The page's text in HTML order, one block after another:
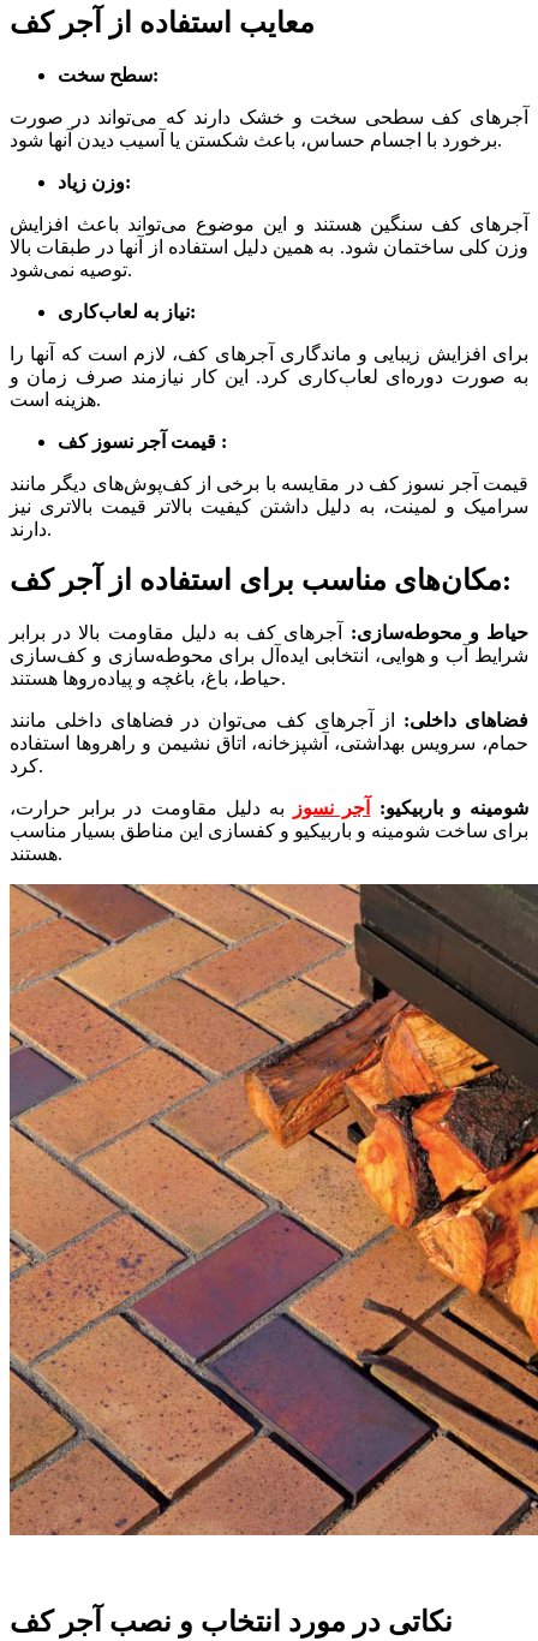
معایب استفاده از آجر کف
سطح سخت:
آجرهای کف سطحی سخت و خشک دارند که می‌تواند در صورت
برخورد با اجسام حساس، باعث شکستن یا آسیب دیدن آنها شود.
وزن زیاد:
آجرهای کف سنگین هستند و این موضوع می‌تواند باعث افزایش
وزن کلی ساختمان شود. به همین دلیل استفاده از آنها در طبقات بالا
توصیه نمی‌شود.
نیاز به لعاب‌کاری:
برای افزایش زیبایی و ماندگاری آجرهای کف، لازم است که آنها را
به صورت دوره‌ای لعاب‌کاری کرد. این کار نیازمند صرف زمان و
هزینه است.
قیمت آجر نسوز کف :
قیمت آجر نسوز کف در مقایسه با برخی از کف‌پوش‌های دیگر مانند
سرامیک و لمینت، به دلیل داشتن کیفیت بالاتر قیمت بالاتری نیز
دارند.
مکان‌های مناسب برای استفاده از آجر کف:
حیاط و محوطه‌سازی: آجرهای کف به دلیل مقاومت بالا در برابر
شرایط آب و هوایی، انتخابی ایده‌آل برای محوطه‌سازی و کف‌سازی
حیاط، باغ، باغچه و پیاده‌روها هستند.
فضاهای داخلی: از آجرهای کف می‌توان در فضاهای داخلی مانند
حمام، سرویس بهداشتی، آشپزخانه، اتاق نشیمن و راهروها استفاده
کرد.
شومینه و باربیکیو: آجر نسوز
به دلیل مقاومت در برابر حرارت،
برای ساخت شومینه و باربیکیو و کفسازی این مناطق بسیار مناسب
هستند.
نکاتی در مورد انتخاب و نصب آجر کف